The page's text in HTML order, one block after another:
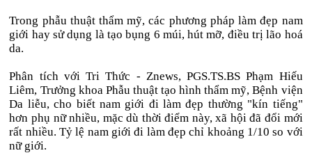
Trong phẫu thuật thẩm mỹ, các phương pháp làm đẹp nam
giới hay sử dụng là tạo bụng 6 múi, hút mỡ, điều trị lão hoá
da.
Phân tích với Tri Thức - Znews, PGS.TS.BS Phạm Hiếu
Liêm, Trưởng khoa Phẫu thuật tạo hình thẩm mỹ, Bệnh viện
Da liễu, cho biết nam giới đi làm đẹp thường "kín tiếng"
hơn phụ nữ nhiều, mặc dù thời điểm này, xã hội đã đổi mới
rất nhiều. Tỷ lệ nam giới đi làm đẹp chỉ khoảng 1/10 so với
nữ giới.